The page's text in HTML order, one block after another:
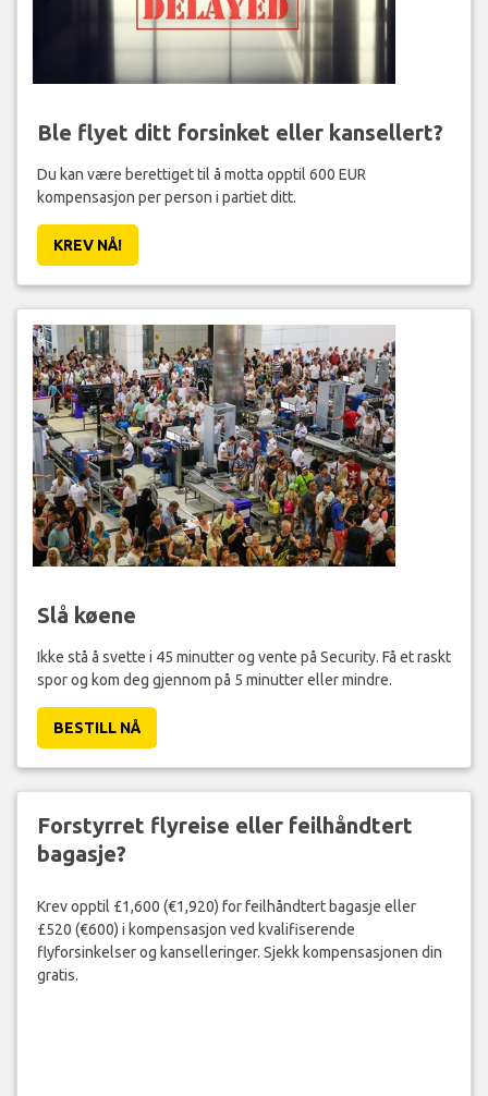
Ble flyet ditt forsinket eller kansellert?
Du kan være berettiget til å motta opptil 600 EUR
kompensasjon per person i partiet ditt.
KREV NÅ!
Slå køene
Ikke stå å svette i 45 minutter og vente på Security. Få et raskt
spor og kom deg gjennom på 5 minutter eller mindre.
BESTILL NÅ
Forstyrret flyreise eller feilhåndtert
bagasje?
Krev opptil £1,600 (€1,920) for feilhåndtert bagasje eller
£520 (€600) i kompensasjon ved kvalifiserende
flyforsinkelser og kanselleringer. Sjekk kompensasjonen din
gratis.